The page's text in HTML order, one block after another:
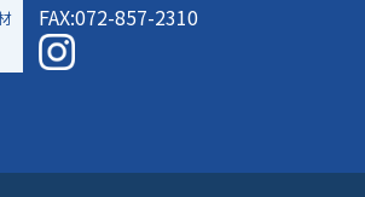
FAX:072-857-2310